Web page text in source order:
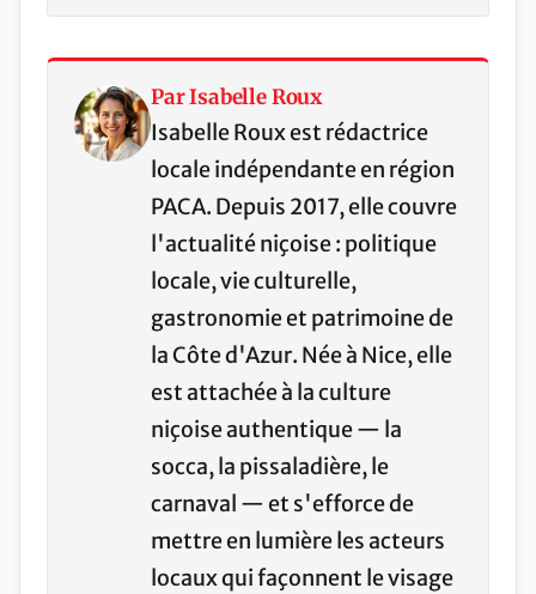
Par Isabelle Roux
Isabelle Roux est rédactrice
locale indépendante en région
PACA. Depuis 2017, elle couvre
l'actualité niçoise : politique
locale, vie culturelle,
gastronomie et patrimoine de
la Côte d'Azur. Née à Nice, elle
est attachée à la culture
niçoise authentique — la
socca, la pissaladière, le
carnaval — et s'efforce de
mettre en lumière les acteurs
locaux qui façonnent le visage